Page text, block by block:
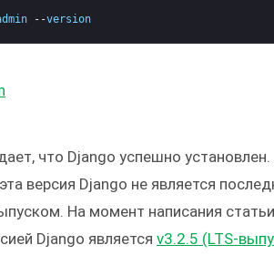
--version
что Django успешно
версия Django не является
На момент написания
Django является v3.2.5 (LTS-